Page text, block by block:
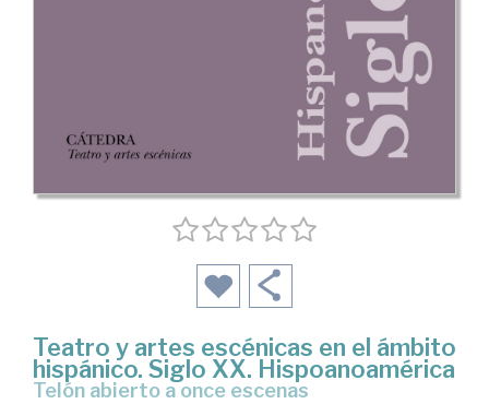
Teatro y artes escénicas en el ámbito
hispánico. Siglo XX. Hispoanoamérica
Telón abierto a once escenas